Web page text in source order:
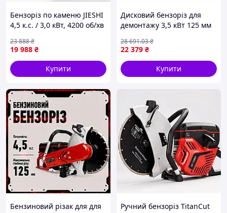
Бензоріз по каменю JIESHI
4,5 к.с. / 3,0 кВт, 4200 об/хв
різання асфальту
19 988 ₴
23 888₴
Купити
Дисковий бензоріз для
демонтажу 3,5 кВт 125 мм
будівельний бензоріз для
дорожніх робіт
22 379 ₴
28 691.03₴
Купити
Бензиновий різак для для
Ручний бензоріз TitanCut